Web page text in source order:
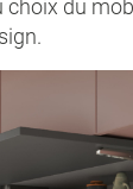
choix du